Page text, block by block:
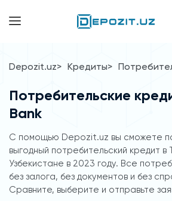
Depozit.uz Кредиты
Потребительские
Bank
C помощью Depozit.uz вы сможете
выгодный потребительский кредит в
Узбекистане в 2023 году. Все
без залога, без документов и без
Сравните, выберите и отправьте